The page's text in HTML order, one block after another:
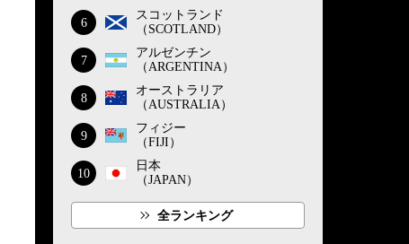
6
スコットランド
（SCOTLAND）
7
アルゼンチン
（ARGENTINA）
8
オーストラリア
（AUSTRALIA）
9
フィジー
（FIJI）
10
日本
（JAPAN）
全ランキング